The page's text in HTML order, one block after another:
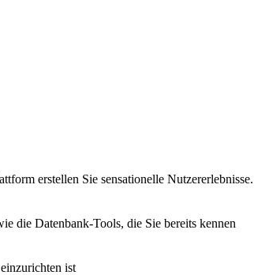
erstellen Sie sensationelle Nutzererlebnisse.
die Datenbank-Tools, die Sie bereits kennen
ist